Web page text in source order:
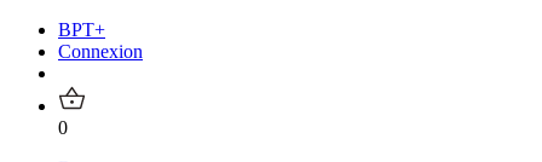
BPT+
Connexion
0